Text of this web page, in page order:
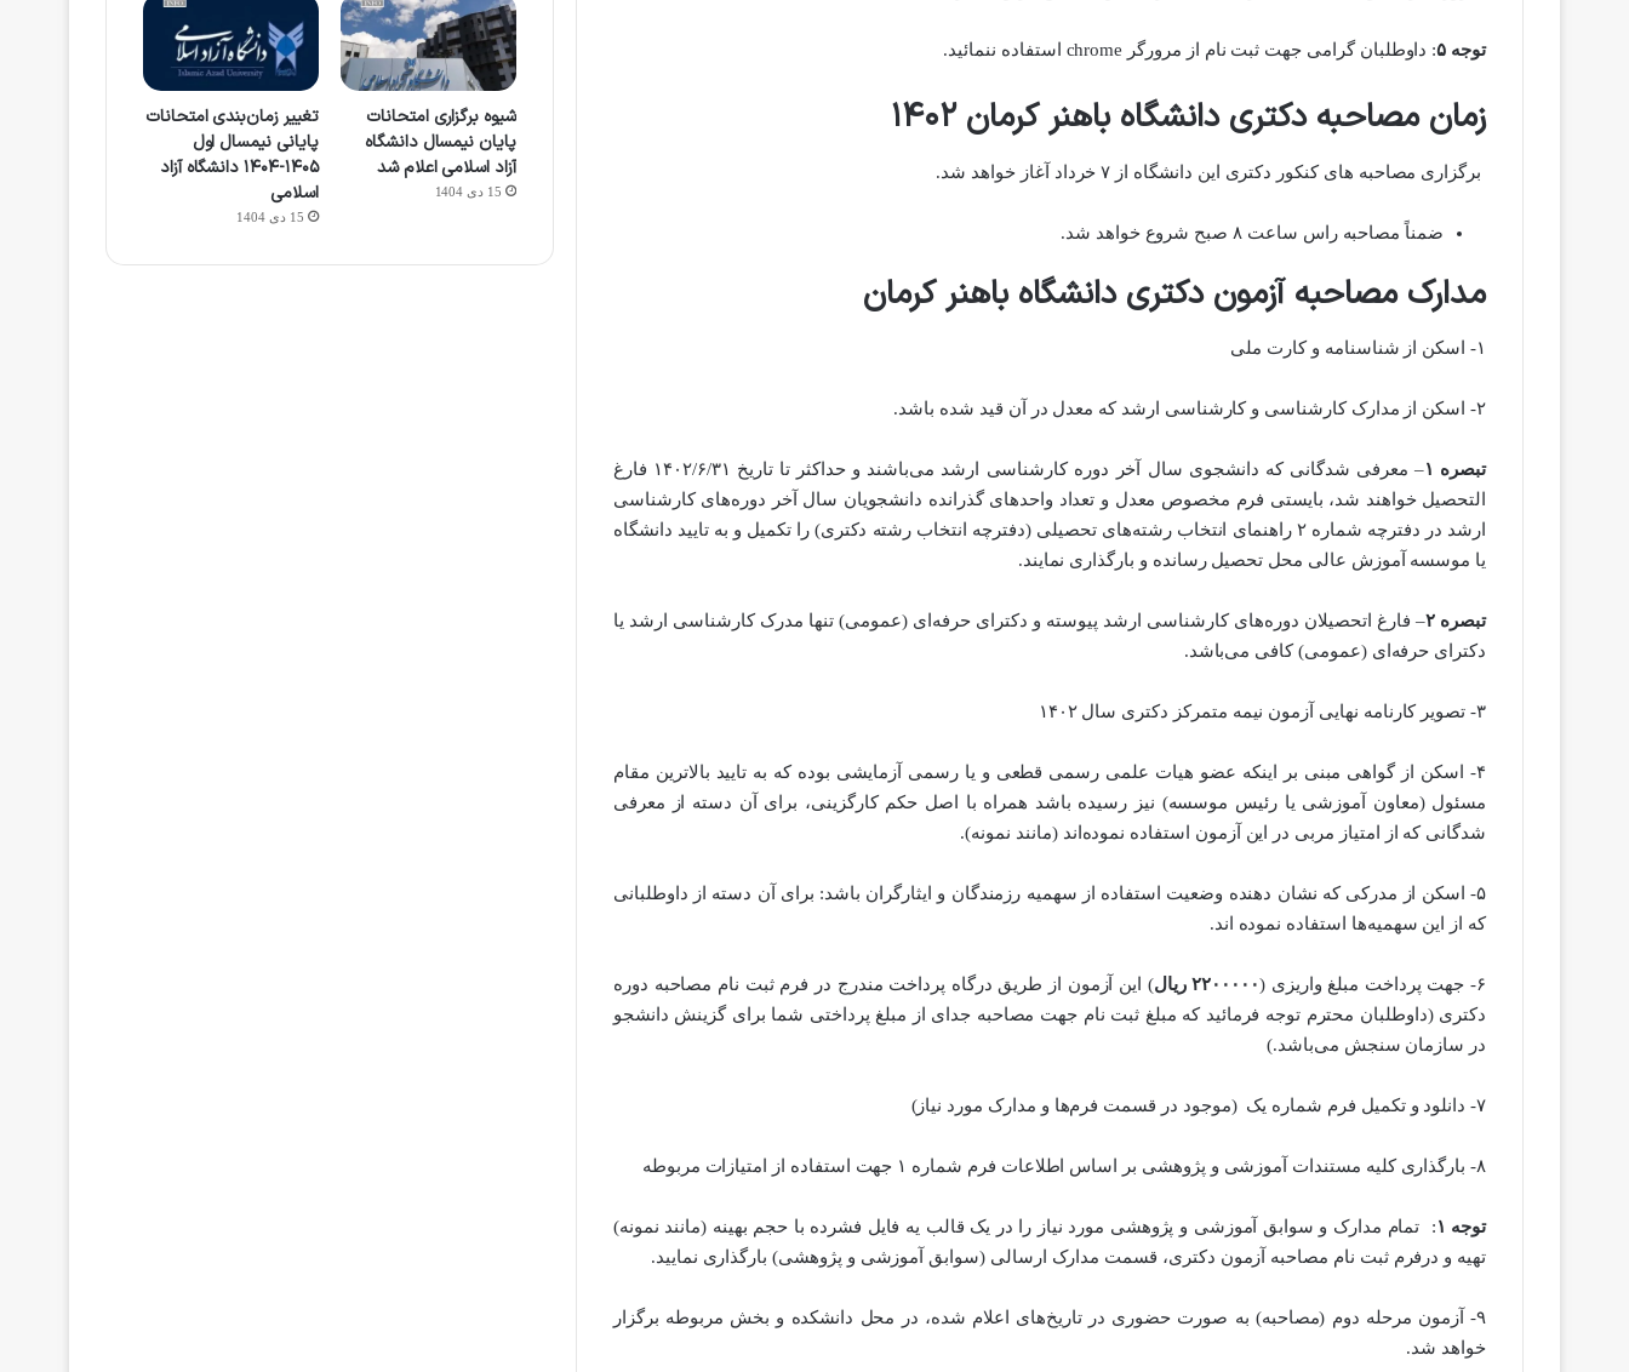
توجه ۵ : داوطلبان گرامی جهت ثبت نام از مرورگر chrome استفاده ننمائید.
زمان مصاحبه دکتری دانشگاه باهنر کرمان ۱۴۰۲
برگزاری مصاحبه های کنکور دکتری این دانشگاه از ۷ خرداد آغاز خواهد شد.
ضمناً مصاحبه راس ساعت ۸ صبح شروع خواهد شد.
مدارک مصاحبه آزمون دکتری دانشگاه باهنر کرمان
۱- اسکن از شناسنامه و کارت ملی
۲- اسکن از مدارک کارشناسی و کارشناسی ارشد که معدل در آن قید شده باشد.
تبصره ۱
– معرفی شدگانی که دانشجوی سال آخر دوره کارشناسی ارشد می‌باشند و حداکثر تا تاریخ ۱۴۰۲/۶/۳۱ فارغ
التحصیل خواهند شد، بایستی فرم مخصوص معدل و تعداد واحدهای گذرانده دانشجویان سال آخر دوره‌های کارشناسی
ارشد در دفترچه شماره ۲ راهنمای انتخاب رشته‌های تحصیلی (دفترچه انتخاب رشته دکتری) را تکمیل و به تایید دانشگاه
یا موسسه آموزش عالی محل تحصیل رسانده و بارگذاری نمایند.
تبصره ۲ – فارغ اتحصیلان دوره‌های کارشناسی ارشد پیوسته و دکترای حرفه‌ای (عمومی) تنها مدرک کارشناسی ارشد یا
دکترای حرفه‌ای (عمومی) کافی می‌باشد.
۳- تصویر کارنامه نهایی آزمون نیمه متمرکز دکتری سال ۱۴۰۲
۴- اسکن از گواهی مبنی بر اینکه عضو هیات علمی رسمی قطعی و یا رسمی آزمایشی بوده که به تایید بالاترین مقام
مسئول (معاون آموزشی یا رئیس موسسه) نیز رسیده باشد همراه با اصل حکم کارگزینی، برای آن دسته از معرفی
شدگانی که از امتیاز مربی در این آزمون استفاده نموده‌اند (مانند نمونه).
۵- اسکن از مدرکی که نشان دهنده وضعیت استفاده از سهمیه رزمندگان و ایثارگران باشد: برای آن دسته از داوطلبانی
که از این سهمیه‌ها استفاده نموده اند.
۶- جهت پرداخت مبلغ واریزی ( ۲۲۰۰۰۰۰ ریال
) این آزمون از طریق درگاه پرداخت مندرج در فرم ثبت نام مصاحبه دوره
دکتری (داوطلبان محترم توجه فرمائید که مبلغ ثبت نام جهت مصاحبه جدای از مبلغ پرداختی شما برای گزینش دانشجو
در سازمان سنجش می‌باشد.)
۷- دانلود و تکمیل فرم شماره یک (موجود در قسمت فرم‌ها و مدارک مورد نیاز)
۸- بارگذاری کلیه مستندات آموزشی و پژوهشی بر اساس اطلاعات فرم شماره ۱ جهت استفاده از امتیازات مربوطه
توجه ۱
: تمام مدارک و سوابق آموزشی و پژوهشی مورد نیاز را در یک قالب یه فایل فشرده با حجم بهینه (مانند نمونه)
تهیه و درفرم ثبت نام مصاحبه آزمون دکتری، قسمت مدارک ارسالی (سوابق آموزشی و پژوهشی) بارگذاری نمایید.
۹- آزمون مرحله دوم (مصاحبه) به صورت حضوری در تاریخ‌های اعلام شده، در محل دانشکده و بخش مربوطه برگزار
خواهد شد.
شیوه برگزاری امتحانات
پایان نیمسال دانشگاه
آزاد اسلامی اعلام شد
15 دی 1404
تغییر زمان‌بندی امتحانات
پایانی نیمسال اول
۱۴۰۵-۱۴۰۴ دانشگاه آزاد
اسلامی
15 دی 1404